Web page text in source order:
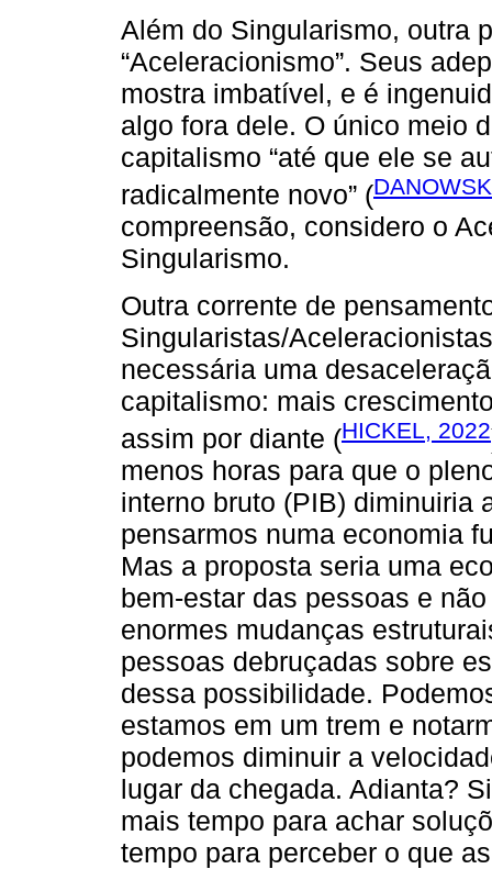
Além do Singularismo, outra
“Aceleracionismo”. Seus
mostra imbatível, e é
algo fora dele. O único meio
capitalismo “até que ele se
radicalmente novo” (
compreensão, considero o
Singularismo.
Outra corrente de
Singularistas/
necessária uma
capitalismo: mais
assim por diante (HICKEL, 2022
menos horas para que o
interno bruto (PIB) diminuiria
pensarmos numa economia
Mas a proposta seria uma
bem-estar das pessoas e
enormes mudanças
pessoas debruçadas sobre
dessa possibilidade.
estamos em um trem e
podemos diminuir a
lugar da chegada. Adianta?
mais tempo para achar
tempo para perceber o que